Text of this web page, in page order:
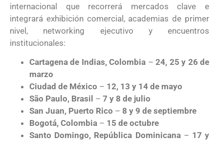
internacional que recorrerá mercados clave e
integrará exhibición comercial, academias de primer
nivel, networking ejecutivo y encuentros
institucionales:
Cartagena de Indias, Colombia –24, 25 y 26 de
marzo
Ciudad de México – 12, 13 y 14 de mayo
São Paulo, Brasil – 7 y 8 de julio
San Juan, Puerto Rico – 8 y 9 de septiembre
Bogotá, Colombia – 15 de octubre
Santo Domingo, República Dominicana– 17 y